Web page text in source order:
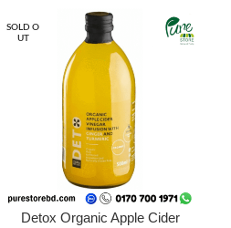
SOLD O
UT
Detox Organic Apple Cider